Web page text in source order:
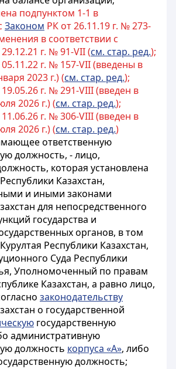
подпунктом 1-1 в
Законом РК от 26.11.19 г. № 273-
в соответствии с
г. № 91-VIІ (см. стар. ред.);
г. № 157-VII (введены в
2023 г.) (см. стар. ред.);
г. № 291-VIII (введен в
2026 г.) (см. стар. ред.);
г. № 306-VIII (введен в
2026 г.) (см. стар. ред.)
ответственную
должность, - лицо,
которая установлена
Республики Казахстан,
и иными законами
для непосредственного
государства и
органов, в том
Курултая Республики Казахстан,
Суда Республики
Уполномоченный по правам
Казахстан, а равно лицо,
законодательству
о государственной
государственную
административную
должность корпуса «А», либо
должность;